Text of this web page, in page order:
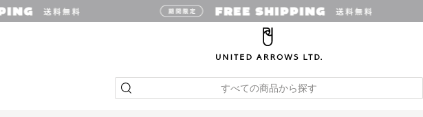
すべての商品から探す